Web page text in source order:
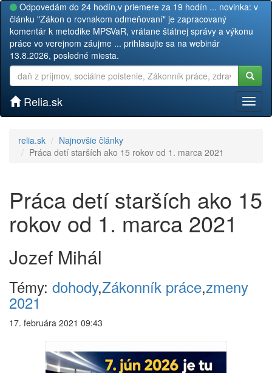
Odpovedám do 24 hodín,v priemere za 19 hodín ... novinka: v
článku "Zákon o rovnakom odmeňovaní" je zapracovaný
komentár k metodike MPSVaR, vrátane štátnej správy a výkonu
práce vo verejnom záujme ... prihlasujte sa na webinár
13.8.2026, posledné miesta.
Relia.sk
relia.sk
Najnovšie články
Práca detí starších ako 15 rokov od 1. marca 2021
Práca detí starších ako 15
rokov od 1. marca 2021
Jozef Mihál
Témy: dohody,Zákonník práce,zmeny
2021
17. februára 2021 09:43